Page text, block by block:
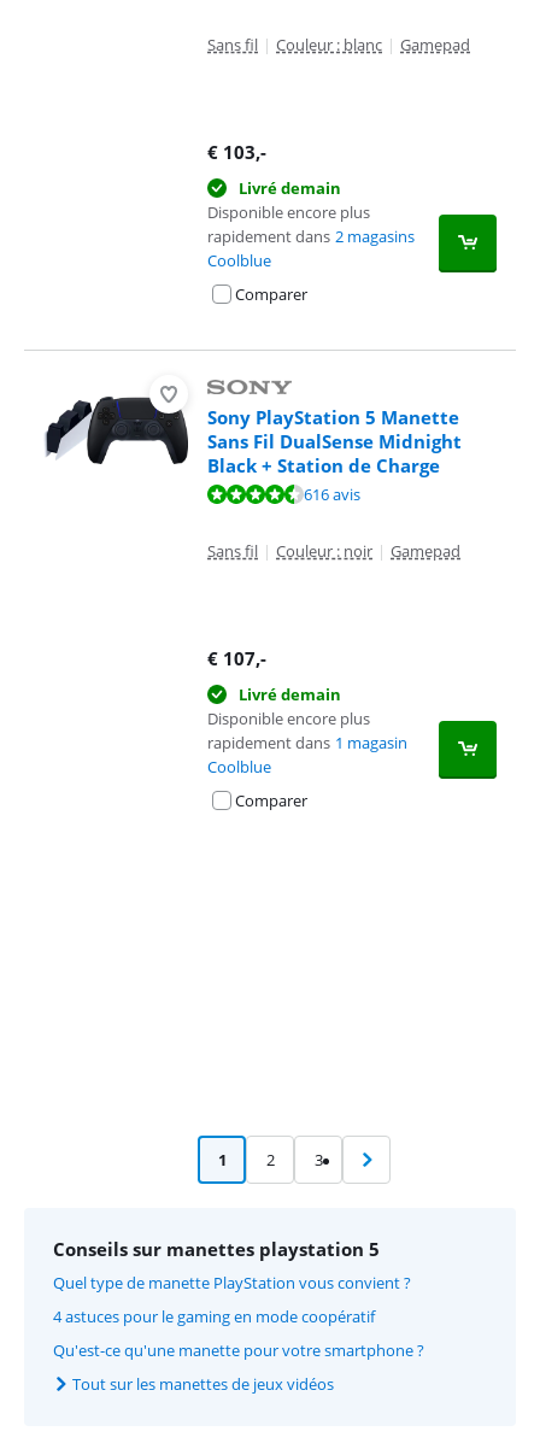
Sans fil | Couleur : blanc | Gamepad
€ 103,-
Livré demain
Disponible encore plus
rapidement dans 2 magasins
Coolblue
Comparer
Sony PlayStation 5 Manette
Sans Fil DualSense Midnight
Black + Station de Charge
La note est de 9,4 sur 10, basée sur 616 avis.
616 avis
Sans fil | Couleur : noir | Gamepad
€ 107,-
Livré demain
Disponible encore plus
rapidement dans 1 magasin
Coolblue
Comparer
1 2 3
Conseils sur manettes playstation 5
Quel type de manette PlayStation vous convient ?
4 astuces pour le gaming en mode coopératif
Qu'est-ce qu'une manette pour votre smartphone ?
Tout sur les manettes de jeux vidéos